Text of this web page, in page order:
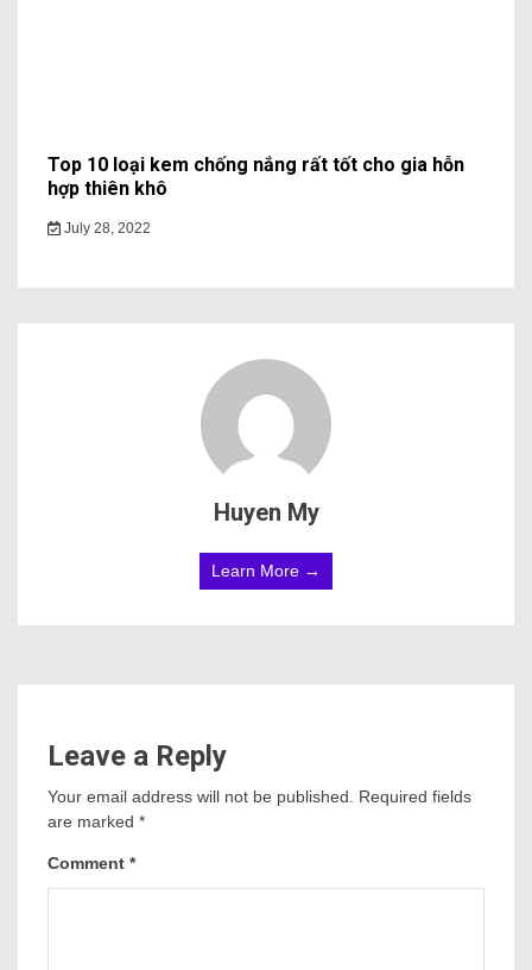
Top 10 loại kem chống nắng rất tốt cho gia hỗn
hợp thiên khô
July 28, 2022
Huyen My
Learn More →
Leave a Reply
Your email address will not be published. Required fields
are marked *
Comment *